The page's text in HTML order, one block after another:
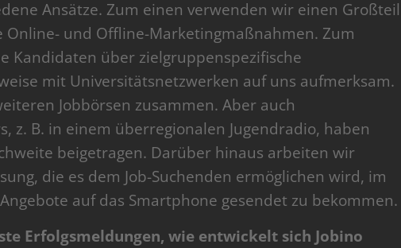
Ansätze. Zum einen verwenden wir einen Großteil
Online- und Offline-Marketingmaßnahmen. Zum
Kandidaten über zielgruppenspezifische
mit Universitätsnetzwerken auf uns aufmerksam.
Jobbörsen zusammen. Aber auch
z. B. in einem überregionalen Jugendradio, haben
beigetragen. Darüber hinaus arbeiten wir
die es dem Job-Suchenden ermöglichen wird, im
auf das Smartphone gesendet zu bekommen.
Erfolgsmeldungen, wie entwickelt sich Jobino